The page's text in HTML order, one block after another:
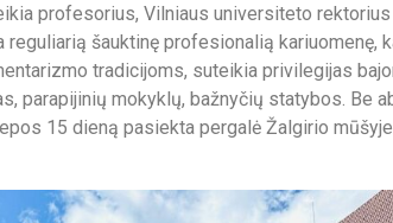
profesorius, Vilniaus universiteto
šauktinę profesionalią kariuomenę,
tradicijoms, suteikia privilegijas
parapijinių mokyklų, bažnyčių statybos. Be
15 dieną pasiekta pergalė Žalgirio